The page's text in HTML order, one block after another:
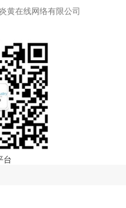
黄在线网络有限公司
台